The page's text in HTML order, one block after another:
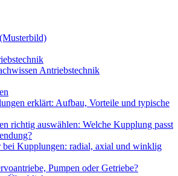
Antriebstechnik
erklärt: Aufbau, Vorteile und typische
richtig auswählen: Welche Kupplung passt
bei Kupplungen: radial, axial und winklig
Pumpen oder Getriebe?